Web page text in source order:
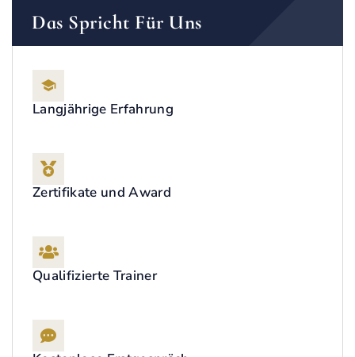
Das Spricht Für Uns
Langjährige Erfahrung
Zertifikate und Award
Qualifizierte Trainer